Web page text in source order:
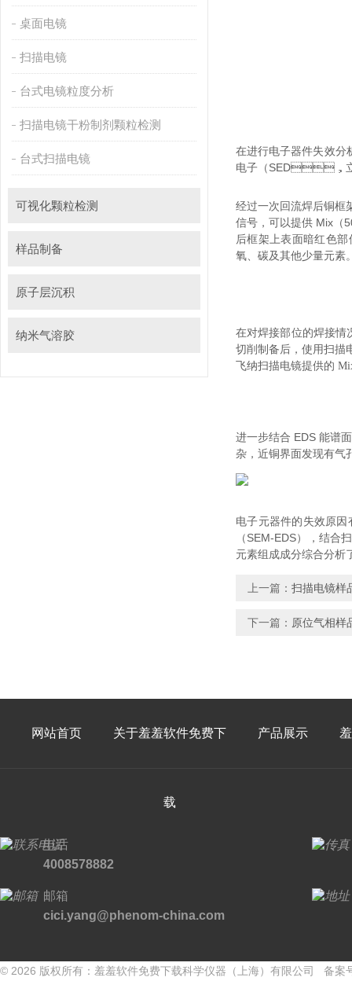
桌面电镜
扫描电镜
台式电镜粒度分析
扫描电镜干粉制剂颗粒检测
台式扫描电镜
可视化颗粒检测
样品制备
原子层沉积
纳米气溶胶
在进行电子器件失效分
电子（SED，立体
经过一次回流焊后铜框
信号，可以提供 Mix
后框架上表面暗红色部
氧、碳及其他少量元素
在对焊接部位的焊接情
切削制备后，使用扫描
飞纳扫描电镜提供的
进一步结合 EDS 能谱面
杂，近铜界面发现有气
电子元器件的失效原因
（SEM-EDS），结
元素组成成分综合分析了
上一篇： 扫描电镜样
下一篇： 原位气相样
网站首页 关于羞羞软件免费下
载
产品展示
电话
4008578882
邮箱
cici.yang@phenom-china.com
© 2026 版权所有：羞羞软件免费下载科学仪器（上海）有限公司 备案号